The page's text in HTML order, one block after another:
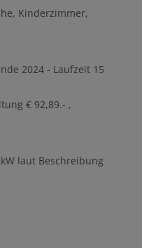
Kinderzimmer,
2024 - Laufzeit 15
€ 92,89.- ,
laut Beschreibung